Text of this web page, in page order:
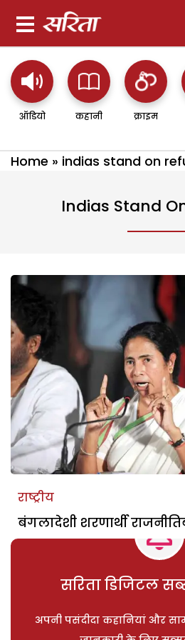
ऑडियो कहानी क्राइम
Home » indias stand on
Indias Stand
राष्ट्रीय
बंगलादेशी शरणार्थी
सरिता डिजिटल
अपनी पसंदीदा कहानियां और